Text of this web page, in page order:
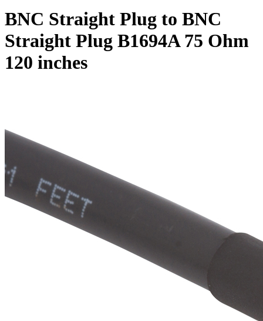
BNC Straight Plug to BNC
Straight Plug B1694A 75 Ohm
120 inches